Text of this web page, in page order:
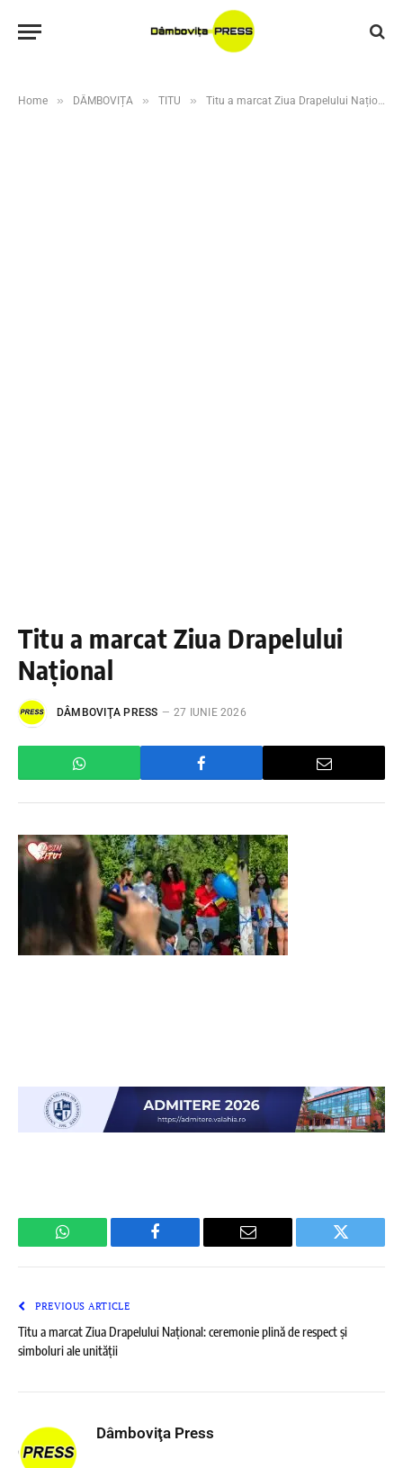
Home » DÂMBOVIȚA » TITU » Titu a marcat Ziua Drapelului Național: ceremonie plină de respect și simboluri ale unității
Titu a marcat Ziua Drapelului
Național
DÂMBOVIŢA PRESS 27 IUNIE 2026
WhatsApp Facebook Email Twitter
PREVIOUS ARTICLE
Titu a marcat Ziua Drapelului Național: ceremonie plină de respect și
simboluri ale unității
Dâmboviţa Press